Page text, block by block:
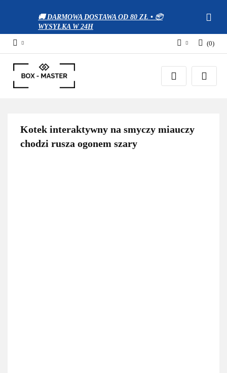
🚚 DARMOWA DOSTAWA OD 80 ZŁ • 📦
WYSYŁKA W 24H
Zaloguj się
Zarejestruj się
(0)
Kotek interaktywny na smyczy miauczy
chodzi rusza ogonem szary